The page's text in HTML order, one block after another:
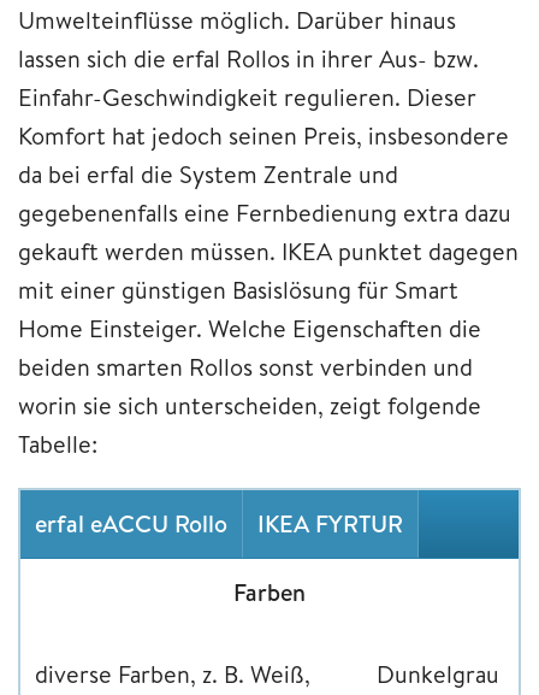
Umwelteinflüsse möglich. Darüber hinaus
lassen sich die erfal Rollos in ihrer Aus- bzw.
Einfahr-Geschwindigkeit regulieren. Dieser
Komfort hat jedoch seinen Preis, insbesondere
da bei erfal die System Zentrale und
gegebenenfalls eine Fernbedienung extra dazu
gekauft werden müssen. IKEA punktet dagegen
mit einer günstigen Basislösung für Smart
Home Einsteiger. Welche Eigenschaften die
beiden smarten Rollos sonst verbinden und
worin sie sich unterscheiden, zeigt folgende
Tabelle:
erfal eACCU Rollo IKEA FYRTUR
Farben
diverse Farben, z. B. Weiß,
Dunkelgrau